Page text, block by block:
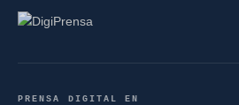
PRENSA DIGITAL EN